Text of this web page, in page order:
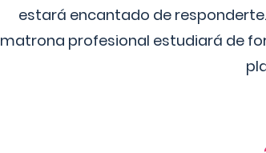
estará encantado de
matrona profesional estudiará de